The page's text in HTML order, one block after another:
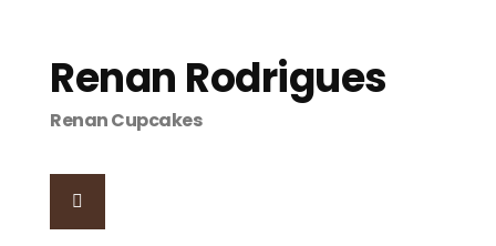
Renan Rodrigues
Renan Cupcakes